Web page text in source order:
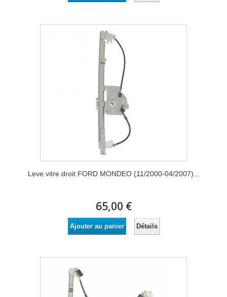
Leve vitre droit FORD MONDEO (11/2000-04/2007)...
65,00 €
Ajouter au panier Détails